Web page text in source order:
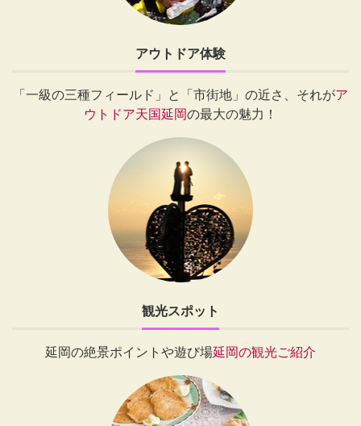
アウトドア体験
「一級の三種フィールド」と「市街地」の近さ、それがア
ウトドア天国延岡の最大の魅力！
観光スポット
延岡の絶景ポイントや遊び場延岡の観光ご紹介